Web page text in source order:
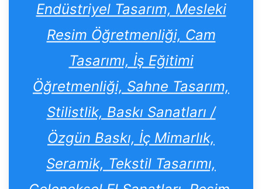
Endüstriyel Tasarım, Mesleki
Resim Öğretmenliği, Cam
Tasarımı, İş Eğitimi
Öğretmenliği, Sahne Tasarım,
Stilistlik, Baskı Sanatları /
Özgün Baskı, İç Mimarlık,
Seramik, Tekstil Tasarımı,